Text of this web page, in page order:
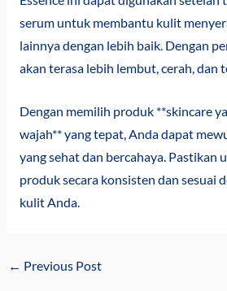
serum untuk membantu kulit
lainnya dengan lebih baik. Dengan
akan terasa lebih lembut, cerah, dan
Dengan memilih produk **skincare
wajah** yang tepat, Anda dapat
yang sehat dan bercahaya. Pastikan
produk secara konsisten dan sesuai
kulit Anda.
← Previous Post